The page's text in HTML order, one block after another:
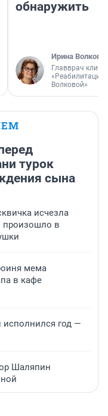
обнаружить
Ирина Волкова
Главврач
«Реабилитация
Волковой»
турок
сына
исчезла
произошло в
мема
в кафе
исполнился год —
Шаляпин